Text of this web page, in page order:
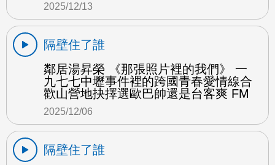
2025/12/13
隔壁住了誰
鄰居湯昇榮 《那張照片裡的我們》 一
九七七中壢事件裡的跨國青春愛情線合
歡山營地抉擇選歐巴帥還是台客爽 FM
2025/12/06
隔壁住了誰